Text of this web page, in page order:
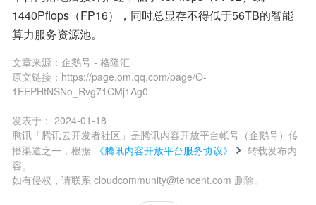
1440Pflops（FP16），同时总显存不得低于56TB的智能
算力服务资源池。
文章来源： 企鹅号 - 格隆汇
原文链接： https://page.om.qq.com/page/O-
1EEPHtNSNo_Rvg71CMj1Ag0
发表于： 2024-01-18
腾讯「腾讯云开发者社区」是腾讯内容开放平台帐号（企鹅号）传
播渠道之一，根据
《腾讯内容开放平台服务协议》
转载发布内
容。
如有侵权，请联系 cloudcommunity@tencent.com 删除。